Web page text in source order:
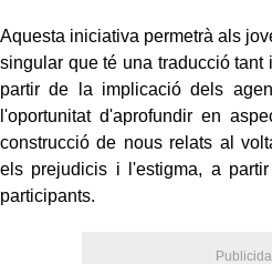
Aquesta iniciativa permetrà als
singular que té una traducció
partir de la implicació dels
l'oportunitat d'aprofundir en
construcció de nous relats al
els prejudicis i l'estigma, a
participants.